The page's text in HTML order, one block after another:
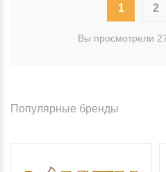
1 2
Вы просмотрели
Популярные бренды